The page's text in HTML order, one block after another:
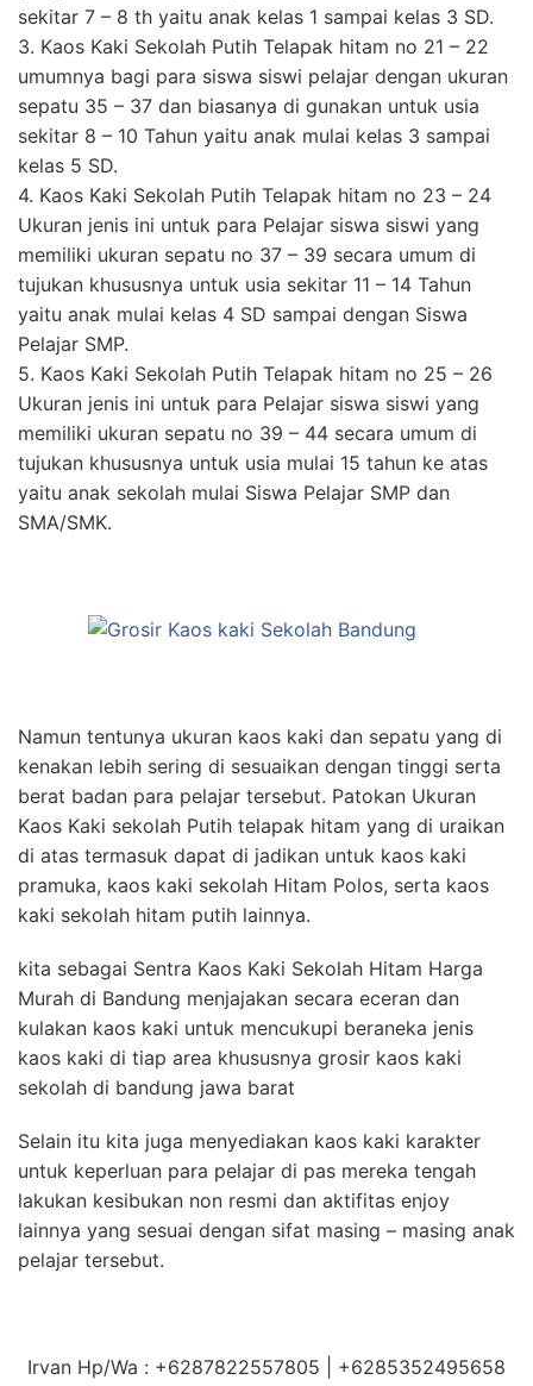
sekitar 7 – 8 th yaitu anak kelas 1 sampai kelas 3 SD.
3. Kaos Kaki Sekolah Putih Telapak hitam no 21 – 22
umumnya bagi para siswa siswi pelajar dengan ukuran
sepatu 35 – 37 dan biasanya di gunakan untuk usia
sekitar 8 – 10 Tahun yaitu anak mulai kelas 3 sampai
kelas 5 SD.
4. Kaos Kaki Sekolah Putih Telapak hitam no 23 – 24
Ukuran jenis ini untuk para Pelajar siswa siswi yang
memiliki ukuran sepatu no 37 – 39 secara umum di
tujukan khususnya untuk usia sekitar 11 – 14 Tahun
yaitu anak mulai kelas 4 SD sampai dengan Siswa
Pelajar SMP.
5. Kaos Kaki Sekolah Putih Telapak hitam no 25 – 26
Ukuran jenis ini untuk para Pelajar siswa siswi yang
memiliki ukuran sepatu no 39 – 44 secara umum di
tujukan khususnya untuk usia mulai 15 tahun ke atas
yaitu anak sekolah mulai Siswa Pelajar SMP dan
SMA/SMK.
Namun tentunya ukuran kaos kaki dan sepatu yang di
kenakan lebih sering di sesuaikan dengan tinggi serta
berat badan para pelajar tersebut. Patokan Ukuran
Kaos Kaki sekolah Putih telapak hitam yang di uraikan
di atas termasuk dapat di jadikan untuk kaos kaki
pramuka, kaos kaki sekolah Hitam Polos, serta kaos
kaki sekolah hitam putih lainnya.
kita sebagai Sentra Kaos Kaki Sekolah Hitam Harga
Murah di Bandung menjajakan secara eceran dan
kulakan kaos kaki untuk mencukupi beraneka jenis
kaos kaki di tiap area khususnya grosir kaos kaki
sekolah di bandung jawa barat
Selain itu kita juga menyediakan kaos kaki karakter
untuk keperluan para pelajar di pas mereka tengah
lakukan kesibukan non resmi dan aktifitas enjoy
lainnya yang sesuai dengan sifat masing – masing anak
pelajar tersebut.
Irvan Hp/Wa : +6287822557805 | +6285352495658